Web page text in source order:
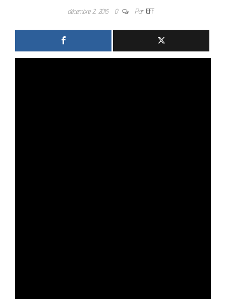
décembre 2, 2015 0 ParJEFF